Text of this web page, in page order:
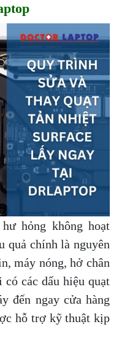
hỏng không hoạt
quả chính là nguyên
máy nóng, hở chân
các dấu hiệu quạt
đến ngay cửa hàng
hỗ trợ kỹ thuật kịp